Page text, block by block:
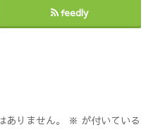
feedly
りません。 ※ が付いている